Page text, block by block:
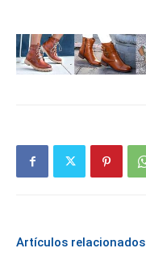
Artículos relacionados